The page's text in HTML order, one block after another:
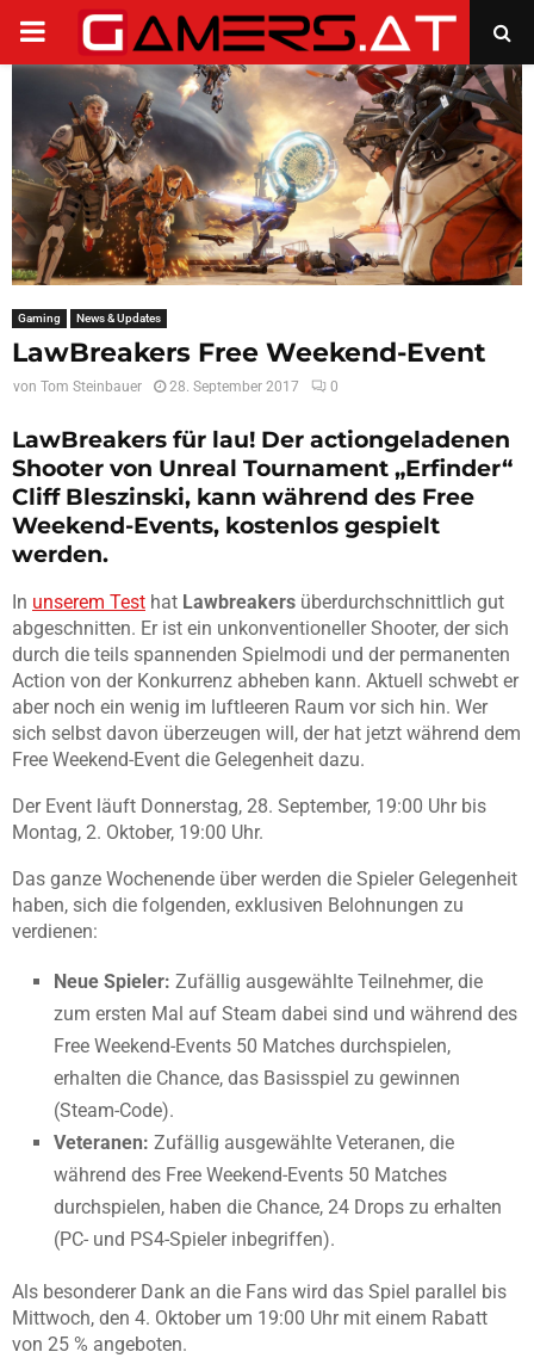
PRIMARY
MENU
Gaming News & Updates
LawBreakers Free Weekend-Event
von Tom Steinbauer 28. September 2017 0
LawBreakers für lau! Der actiongeladenen
Shooter von Unreal Tournament „Erfinder“
Cliff Bleszinski, kann während des Free
Weekend-Events, kostenlos gespielt
werden.
In unserem Test hat Lawbreakers überdurchschnittlich gut
abgeschnitten. Er ist ein unkonventioneller Shooter, der sich
durch die teils spannenden Spielmodi und der permanenten
Action von der Konkurrenz abheben kann. Aktuell schwebt er
aber noch ein wenig im luftleeren Raum vor sich hin. Wer
sich selbst davon überzeugen will, der hat jetzt während dem
Free Weekend-Event die Gelegenheit dazu.
Der Event läuft Donnerstag, 28. September, 19:00 Uhr bis
Montag, 2. Oktober, 19:00 Uhr.
Das ganze Wochenende über werden die Spieler Gelegenheit
haben, sich die folgenden, exklusiven Belohnungen zu
verdienen:
Neue Spieler: Zufällig ausgewählte Teilnehmer, die
zum ersten Mal auf Steam dabei sind und während des
Free Weekend-Events 50 Matches durchspielen,
erhalten die Chance, das Basisspiel zu gewinnen
(Steam-Code).
Veteranen: Zufällig ausgewählte Veteranen, die
während des Free Weekend-Events 50 Matches
durchspielen, haben die Chance, 24 Drops zu erhalten
(PC- und PS4-Spieler inbegriffen).
Als besonderer Dank an die Fans wird das Spiel parallel bis
Mittwoch, den 4. Oktober um 19:00 Uhr mit einem Rabatt
von 25 % angeboten.